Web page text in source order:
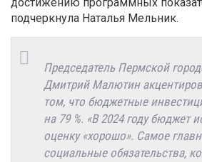
достижению программных
подчеркнула Наталья Мельник.
Председатель Пермской
Дмитрий Малютин
том, что бюджетные
на 79 %. «В 2024 году бюджет
оценку «хорошо». Самое
социальные обязательства,